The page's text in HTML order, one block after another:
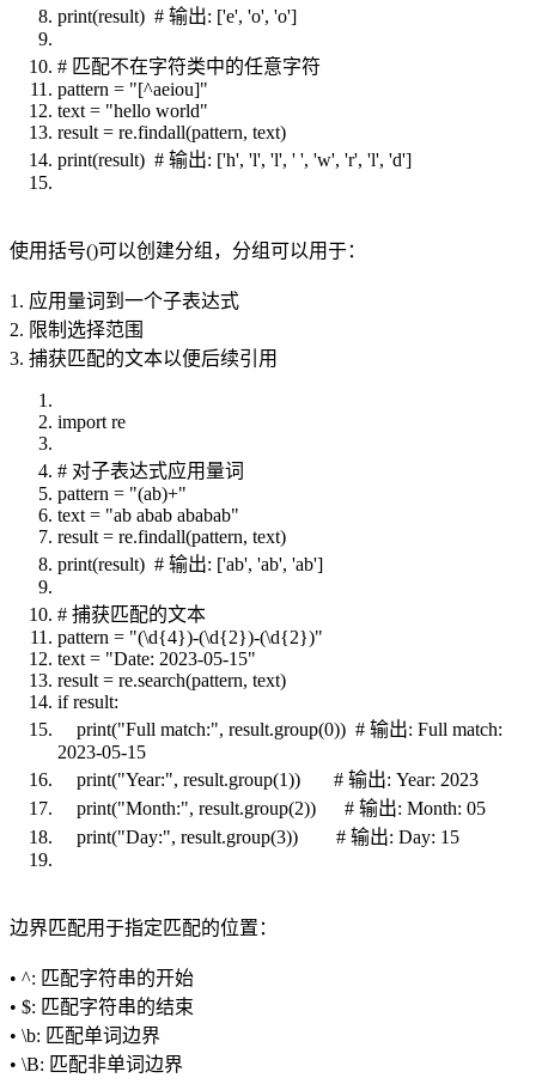
print(result) # 输出: ['e', 'o', 'o']
# 匹配不在字符类中的任意字符
pattern = "[^aeiou]"
text = "hello world"
result = re.findall(pattern, text)
print(result) # 输出: ['h', 'l', 'l', ' ', 'w', 'r', 'l', 'd']
使用括号()可以创建分组，分组可以用于：
1. 应用量词到一个子表达式
2. 限制选择范围
3. 捕获匹配的文本以便后续引用
import re
# 对子表达式应用量词
pattern = "(ab)+"
text = "ab abab ababab"
result = re.findall(pattern, text)
print(result) # 输出: ['ab', 'ab', 'ab']
# 捕获匹配的文本
pattern = "(\d{4})-(\d{2})-(\d{2})"
text = "Date: 2023-05-15"
result = re.search(pattern, text)
if result:
print("Full match:", result.group(0)) # 输出: Full match:
2023-05-15
print("Year:", result.group(1)) # 输出: Year: 2023
print("Month:", result.group(2)) # 输出: Month: 05
print("Day:", result.group(3)) # 输出: Day: 15
边界匹配用于指定匹配的位置：
• ^: 匹配字符串的开始
• $: 匹配字符串的结束
• \b: 匹配单词边界
• \B: 匹配非单词边界